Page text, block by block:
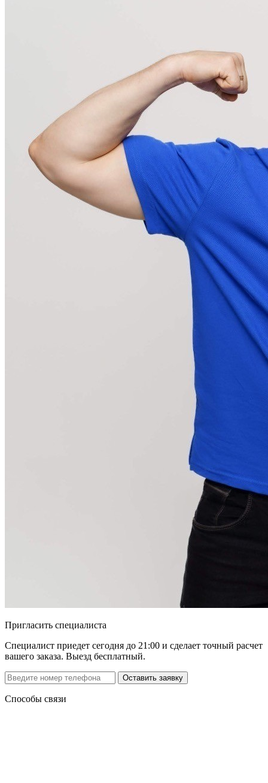
Пригласить специалиста
Специалист приедет сегодня до 21:00 и сделает точный расчет
вашего заказа. Выезд бесплатный.
Способы связи